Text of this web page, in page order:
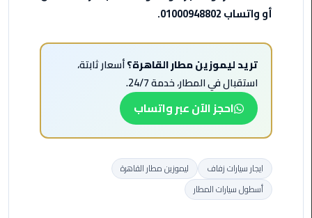
المطار
ليموزين
الاسكندريه
تاكسي
القاهرة
ليموزين
أو واتساب 01000948802.
تريد ليموزين مطار القاهرة؟أسعار ثابتة،
استقبال في المطار، خدمة 24/7.
احجز الآن عبر واتساب
ايجار سيارات زفاف
ليموزين مطار القاهرة
أسطول سيارات المطار